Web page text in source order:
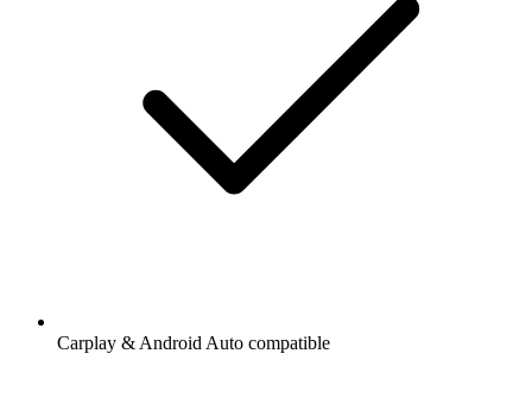
Carplay & Android Auto compatible